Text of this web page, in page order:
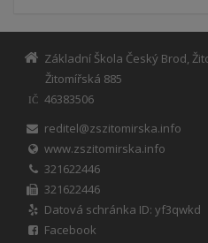
Základní Škola Český Brod,
Žitomířská 885
IČ
46383506
reditel@zszitomirska.info
www.zszitomirska.info
321622446
321622446
Datová schránka ID: yf3qwkd
Facebook